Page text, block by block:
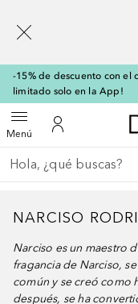
-15% de descuento con el
limitado solo en la App!
MenúAbrir menúMi cuenta
Regresar
Ejecutar búsqueda
NARCISO
Narciso es un maestro
fragancia de Narciso,
común y se creó como
después, se ha